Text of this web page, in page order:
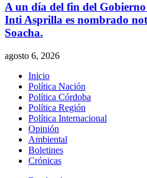
A un día del fin del
Inti Asprilla es nombrado
Soacha.
agosto 6, 2026
Inicio
Política Nación
Política Córdoba
Política Región
Política Internacional
Opinión
Ambiental
Boletines
Crónicas